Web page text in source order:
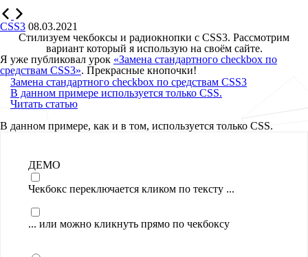
CSS3 08.03.2021
Стилизуем чекбоксы и радиокнопки с CSS3. Рассмотрим
вариант который я использую на своём сайте.
Я уже публиковал урок «Замена стандартного checkbox по
средствам CSS3». Прекрасные кнопочки!
Замена стандартного checkbox по средствам CSS3
В данном примере используется только CSS.
Читать статью
В данном примере, как и в том, используется только CSS.
ДЕМО
Чекбокс переключается кликом по тексту ...
... или можно кликнуть прямо по чекбоксу